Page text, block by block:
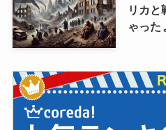
リカと
ゃった